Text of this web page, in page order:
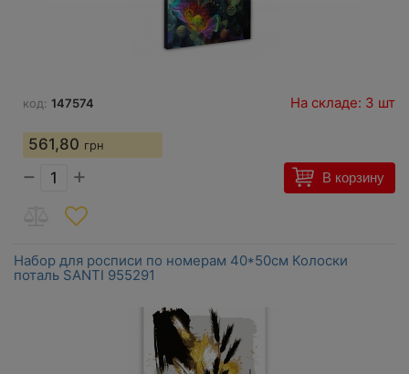
код: 147574 На складе: 3 шт
561,80 грн
− + В корзину
Набор для росписи по номерам 40*50см Колоски
поталь SANTI 955291